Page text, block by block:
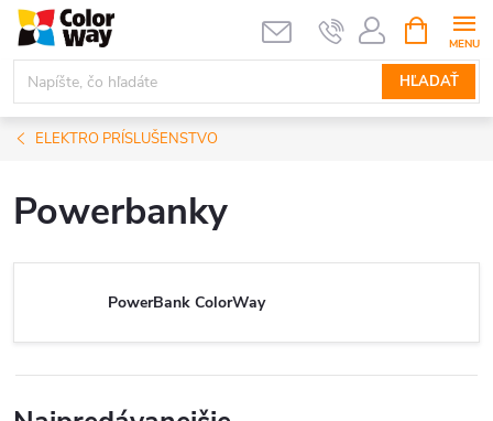
Prejsť
obsah
HĽADAŤ
KOŠÍK
ELEKTRO PRÍSLUŠENSTVO
Powerbanky
PowerBank ColorWay